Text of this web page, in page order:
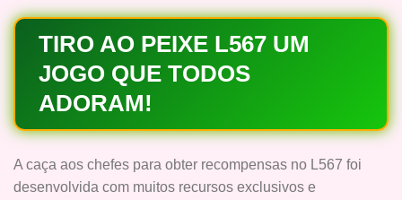
TIRO AO PEIXE L567 UM
JOGO QUE TODOS
ADORAM!
A caça aos chefes para obter recompensas no L567 foi
desenvolvida com muitos recursos exclusivos e